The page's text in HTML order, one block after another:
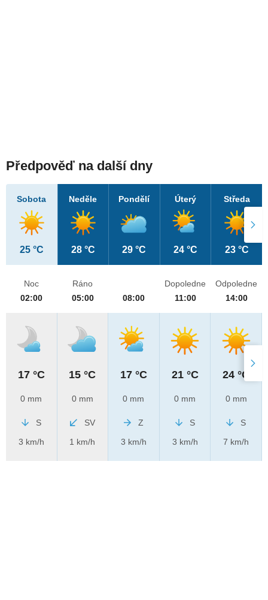
Předpověď na další dny
Sobota
25 °C
Neděle
28 °C
Pondělí
29 °C
Úterý
24 °C
Středa
23 °C
Noc
02:00
17 °C
0 mm
S
3 km/h
Ráno
05:00
15 °C
0 mm
SV
1 km/h
08:00
17 °C
0 mm
Z
3 km/h
Dopoledne
11:00
21 °C
0 mm
S
3 km/h
Odpoledne
14:00
24 °C
0 mm
S
7 km/h